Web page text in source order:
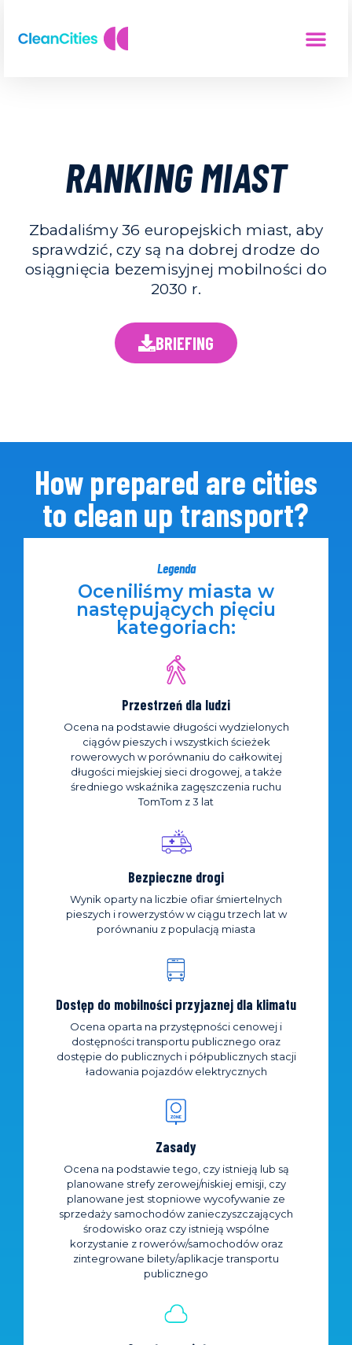
RANKING MIAST
Zbadaliśmy 36 europejskich miast, aby
sprawdzić, czy są na dobrej drodze do
osiągnięcia bezemisyjnej mobilności do
2030 r.
BRIEFING
How prepared are cities
to clean up transport?
Legenda
Oceniliśmy miasta w
następujących pięciu
kategoriach:
Przestrzeń dla ludzi
Ocena na podstawie długości wydzielonych
ciągów pieszych i wszystkich ścieżek
rowerowych w porównaniu do całkowitej
długości miejskiej sieci drogowej, a także
średniego wskaźnika zagęszczenia ruchu
TomTom z 3 lat
Bezpieczne drogi
Wynik oparty na liczbie ofiar śmiertelnych
pieszych i rowerzystów w ciągu trzech lat w
porównaniu z populacją miasta
Dostęp do mobilności przyjaznej dla klimatu
Ocena oparta na przystępności cenowej i
dostępności transportu publicznego oraz
dostępie do publicznych i półpublicznych stacji
ładowania pojazdów elektrycznych
Zasady
Ocena na podstawie tego, czy istnieją lub są
planowane strefy zerowej/niskiej emisji, czy
planowane jest stopniowe wycofywanie ze
sprzedaży samochodów zanieczyszczających
środowisko oraz czy istnieją wspólne
korzystanie z rowerów/samochodów oraz
zintegrowane bilety/aplikacje transportu
publicznego